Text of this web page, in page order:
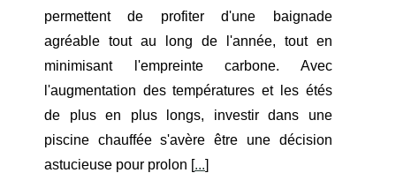
permettent de profiter d'une baignade
agréable tout au long de l'année, tout en
minimisant l'empreinte carbone. Avec
l'augmentation des températures et les étés
de plus en plus longs, investir dans une
piscine chauffée s'avère être une décision
astucieuse pour prolon [...]